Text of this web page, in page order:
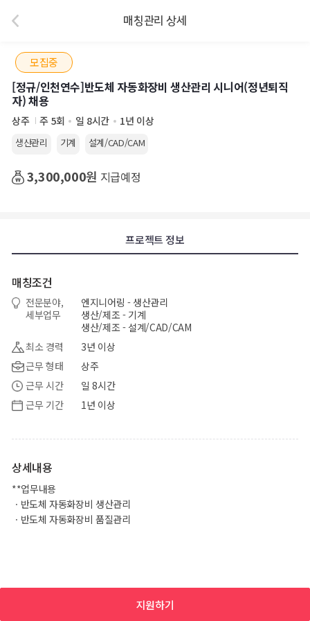
매칭관리 상세
모집중
[정규/인천연수]반도체 자동화장비 생산관리 시니어(정년퇴직
자) 채용
상주 주 5회 일 8시간 1년 이상
생산관리 기계 설계/CAD/CAM
3,300,000원 지급예정
지원하기
프로젝트 정보
매칭조건
전문분야,
세부업무
엔지니어링 - 생산관리
생산/제조 - 기계
생산/제조 - 설계/CAD/CAM
최소 경력
3년 이상
근무 형태
상주
근무 시간
일 8시간
근무 기간
1년 이상
상세내용
**업무내용
ㆍ반도체 자동화장비 생산관리
ㆍ반도체 자동화장비 품질관리